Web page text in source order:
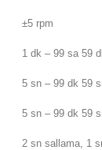
±5 rpm
1 dk – 99 sa 59
5 sn – 99 dk 59
5 sn – 99 dk 59
2 sn sallama, 1